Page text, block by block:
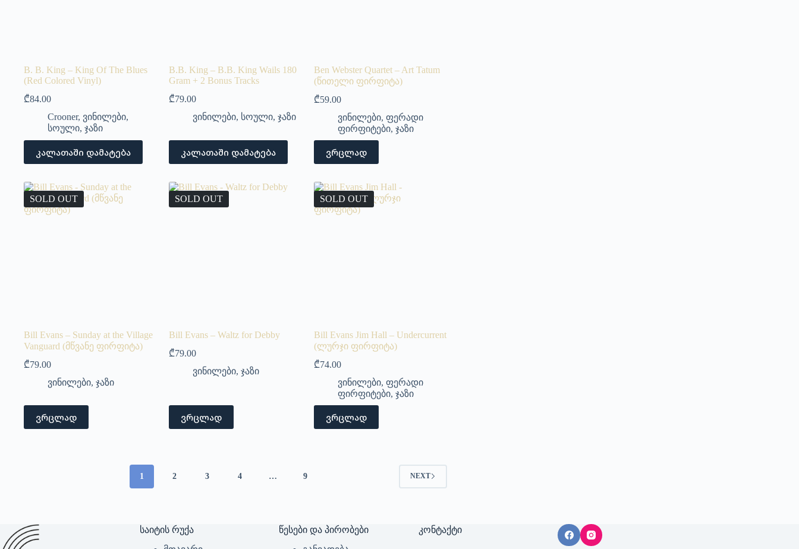
B. B. King – King Of The Blues
(Red Colored Vinyl)
₾84.00
Crooner, ვინილები,
სოული, ჯაზი
კალათაში დამატება
B.B. King – B.B. King Wails 180
Gram + 2 Bonus Tracks
₾79.00
ვინილები, სოული,ჯაზი
კალათაში დამატება
Ben Webster Quartet – Art Tatum
(წითელი ფირფიტა)
₾59.00
ვინილები,ფერადი
ფირფიტები,ჯაზი
ვრცლად
SOLD OUT
Bill Evans – Sunday at the Village
Vanguard (მწვანე ფირფიტა)
₾79.00
ვინილები, ჯაზი
ვრცლად
SOLD OUT
Bill Evans – Waltz for Debby
₾79.00
ვინილები,ჯაზი
ვრცლად
SOLD OUT
Bill Evans Jim Hall – Undercurrent
(ლურჯი ფირფიტა)
₾74.00
ვინილები,ფერადი
ფირფიტები,ჯაზი
ვრცლად
1 2 3 4 … 9 NEXT
საიტის რუქა
წესები და პირობები
კონტაქტი